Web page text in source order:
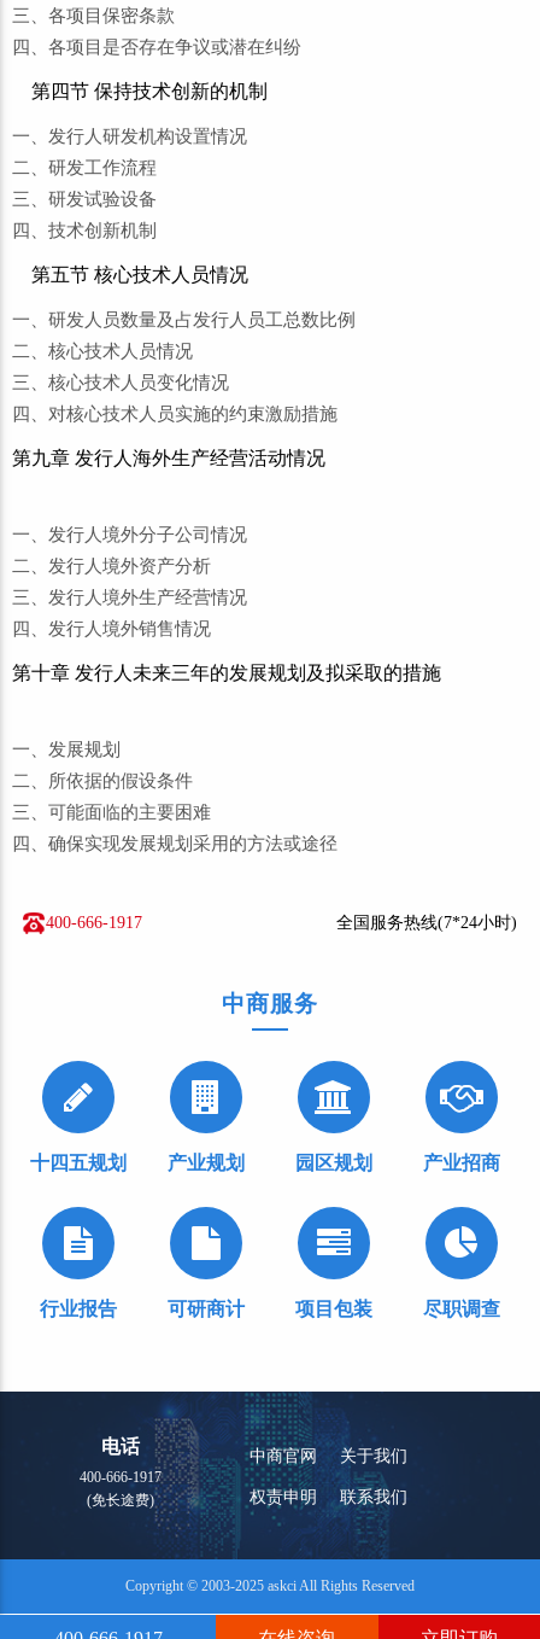
三、各项目保密条款
四、各项目是否存在争议或潜在纠纷
第四节 保持技术创新的机制
一、发行人研发机构设置情况
二、研发工作流程
三、研发试验设备
四、技术创新机制
第五节 核心技术人员情况
一、研发人员数量及占发行人员工总数比例
二、核心技术人员情况
三、核心技术人员变化情况
四、对核心技术人员实施的约束激励措施
第九章 发行人海外生产经营活动情况
一、发行人境外分子公司情况
二、发行人境外资产分析
三、发行人境外生产经营情况
四、发行人境外销售情况
第十章 发行人未来三年的发展规划及拟采取的措施
一、发展规划
二、所依据的假设条件
三、可能面临的主要困难
四、确保实现发展规划采用的方法或途径
400-666-1917 全国服务热线(7*24小时)
中商服务
十四五规划 产业规划 园区规划 产业招商
行业报告 可研商计 项目包装 尽职调查
电话
400-666-1917
(免长途费)
中商官网 关于我们
权责申明 联系我们
Copyright © 2003-2025 askci All Rights Reserved